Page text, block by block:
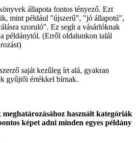
állapota fontos tényező. Ezt
mint például "újszerű", "jó állapotú",
szoruló". Ez segít a vásárlóknak
példánytól. (Erről oldalunkon talál
saját kezűleg írt alá, gyakran
gyűjtői értékkel bírnak.
használt kategóriák
képet adni minden egyes példány